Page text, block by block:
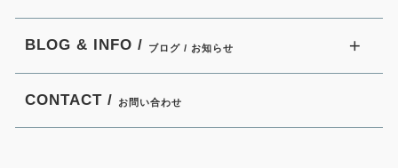
BLOG & INFO / ブログ / お知らせ
CONTACT / お問い合わせ